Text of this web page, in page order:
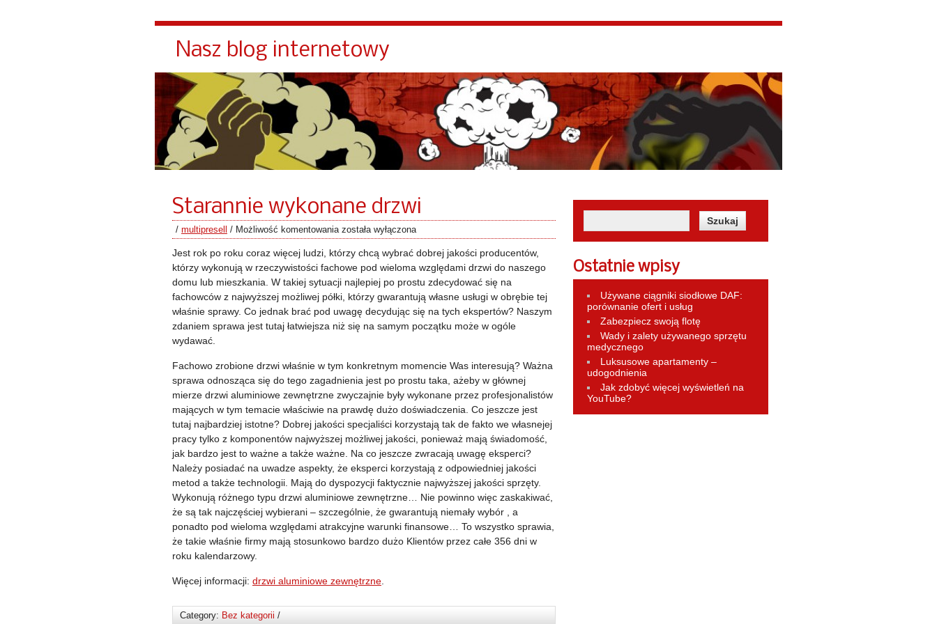
Nasz blog internetowy
Starannie wykonane drzwi
/ multipresell / Możliwość komentowania została wyłączona
Jest rok po roku coraz więcej ludzi, którzy chcą wybrać dobrej jakości producentów,
którzy wykonują w rzeczywistości fachowe pod wieloma względami drzwi do naszego
domu lub mieszkania. W takiej sytuacji najlepiej po prostu zdecydować się na
fachowców z najwyższej możliwej półki, którzy gwarantują własne usługi w obrębie tej
właśnie sprawy. Co jednak brać pod uwagę decydując się na tych ekspertów? Naszym
zdaniem sprawa jest tutaj łatwiejsza niż się na samym początku może w ogóle
wydawać.
Fachowo zrobione drzwi właśnie w tym konkretnym momencie Was interesują? Ważna
sprawa odnosząca się do tego zagadnienia jest po prostu taka, ażeby w głównej
mierze drzwi aluminiowe zewnętrzne zwyczajnie były wykonane przez profesjonalistów
mających w tym temacie właściwie na prawdę dużo doświadczenia. Co jeszcze jest
tutaj najbardziej istotne? Dobrej jakości specjaliści korzystają tak de fakto we własnejej
pracy tylko z komponentów najwyższej możliwej jakości, ponieważ mają świadomość,
jak bardzo jest to ważne a także ważne. Na co jeszcze zwracają uwagę eksperci?
Należy posiadać na uwadze aspekty, że eksperci korzystają z odpowiedniej jakości
metod a także technologii. Mają do dyspozycji faktycznie najwyższej jakości sprzęty.
Wykonują różnego typu drzwi aluminiowe zewnętrzne… Nie powinno więc zaskakiwać,
że są tak najczęściej wybierani – szczególnie, że gwarantują niemały wybór , a
ponadto pod wieloma względami atrakcyjne warunki finansowe… To wszystko sprawia,
że takie właśnie firmy mają stosunkowo bardzo dużo Klientów przez całe 356 dni w
roku kalendarzowy.
Więcej informacji: drzwi aluminiowe zewnętrzne
Category: Bez kategorii /
Ostatnie wpisy
Używane ciągniki siodłowe DAF:
porównanie ofert i usług
Zabezpiecz swoją flotę
Wady i zalety używanego sprzętu
medycznego
Luksusowe apartamenty –
udogodnienia
Jak zdobyć więcej wyświetleń na
YouTube?